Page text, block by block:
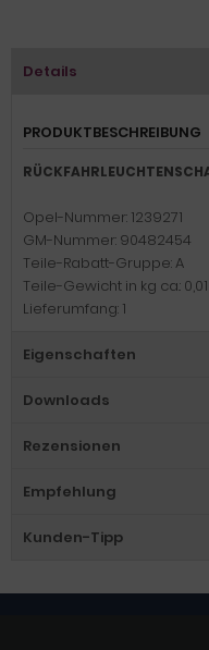
Details
PRODUKTBESCHREIBUNG
Opel-Nummer: 1239271
GM-Nummer: 90482454
Teile-Rabatt-Gruppe: A
Teile-Gewicht in kg ca.: 0,01
Lieferumfang: 1
Eigenschaften
Downloads
Rezensionen
Empfehlung
Kunden-Tipp